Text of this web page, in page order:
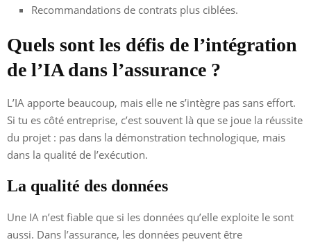
Recommandations de contrats plus ciblées.
Quels sont les défis de l’intégration
de l’IA dans l’assurance ?
L’IA apporte beaucoup, mais elle ne s’intègre pas sans effort.
Si tu es côté entreprise, c’est souvent là que se joue la réussite
du projet : pas dans la démonstration technologique, mais
dans la qualité de l’exécution.
La qualité des données
Une IA n’est fiable que si les données qu’elle exploite le sont
aussi. Dans l’assurance, les données peuvent être